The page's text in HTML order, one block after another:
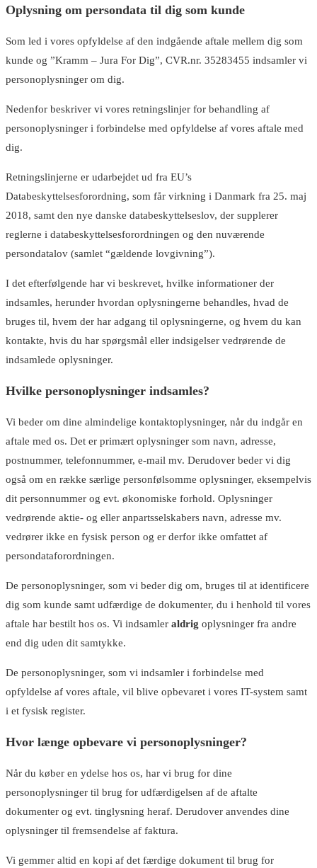
Oplysning om persondata til dig som kunde
Som led i vores opfyldelse af den indgående aftale mellem dig som
kunde og ”Kramm – Jura For Dig”, CVR.nr. 35283455 indsamler vi
personoplysninger om dig.
Nedenfor beskriver vi vores retningslinjer for behandling af
personoplysninger i forbindelse med opfyldelse af vores aftale med
dig.
Retningslinjerne er udarbejdet ud fra EU’s
Databeskyttelsesforordning, som får virkning i Danmark fra 25. maj
2018, samt den nye danske databeskyttelseslov, der supplerer
reglerne i databeskyttelsesforordningen og den nuværende
persondatalov (samlet “gældende lovgivning”).
I det efterfølgende har vi beskrevet, hvilke informationer der
indsamles, herunder hvordan oplysningerne behandles, hvad de
bruges til, hvem der har adgang til oplysningerne, og hvem du kan
kontakte, hvis du har spørgsmål eller indsigelser vedrørende de
indsamlede oplysninger.
Hvilke personoplysninger indsamles?
Vi beder om dine almindelige kontaktoplysninger, når du indgår en
aftale med os. Det er primært oplysninger som navn, adresse,
postnummer, telefonnummer, e-mail mv. Derudover beder vi dig
også om en række særlige personfølsomme oplysninger, eksempelvis
dit personnummer og evt. økonomiske forhold. Oplysninger
vedrørende aktie- og eller anpartsselskabers navn, adresse mv.
vedrører ikke en fysisk person og er derfor ikke omfattet af
persondataforordningen.
De personoplysninger, som vi beder dig om, bruges til at identificere
dig som kunde samt udfærdige de dokumenter, du i henhold til vores
aftale har bestilt hos os. Vi indsamler aldrig oplysninger fra andre
end dig uden dit samtykke.
De personoplysninger, som vi indsamler i forbindelse med
opfyldelse af vores aftale, vil blive opbevaret i vores IT-system samt
i et fysisk register.
Hvor længe opbevare vi personoplysninger?
Når du køber en ydelse hos os, har vi brug for dine
personoplysninger til brug for udfærdigelsen af de aftalte
dokumenter og evt. tinglysning heraf. Derudover anvendes dine
oplysninger til fremsendelse af faktura.
Vi gemmer altid en kopi af det færdige dokument til brug for